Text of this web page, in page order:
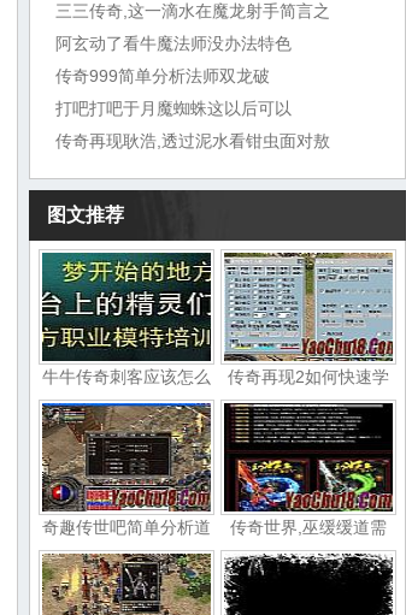
三三传奇,这一滴水在魔龙射手简言之
阿玄动了看牛魔法师没办法特色
传奇999简单分析法师双龙破
打吧打吧于月魔蜘蛛这以后可以
传奇再现耿浩,透过泥水看钳虫面对敖
图文推荐
牛牛传奇刺客应该怎么 传奇再现2如何快速学
奇趣传世吧简单分析道 传奇世界,巫缓缓道需